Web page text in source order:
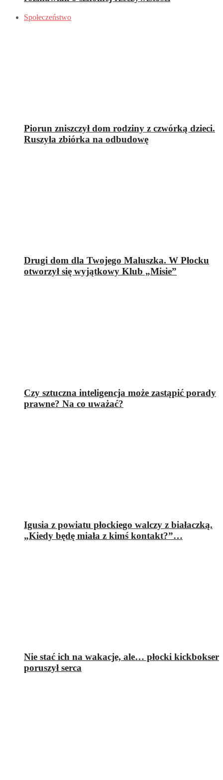
Społeczeństwo
Piorun zniszczył dom rodziny z czwórką dzieci.
Ruszyła zbiórka na odbudowę
Drugi dom dla Twojego Maluszka. W Płocku
otworzył się wyjątkowy Klub „Misie”
Czy sztuczna inteligencja może zastąpić porady
prawne? Na co uważać?
Igusia z powiatu płockiego walczy z białaczką.
„Kiedy będę miała z kimś kontakt?”…
Nie stać ich na wakacje, ale… płocki kickbokser
poruszył serca